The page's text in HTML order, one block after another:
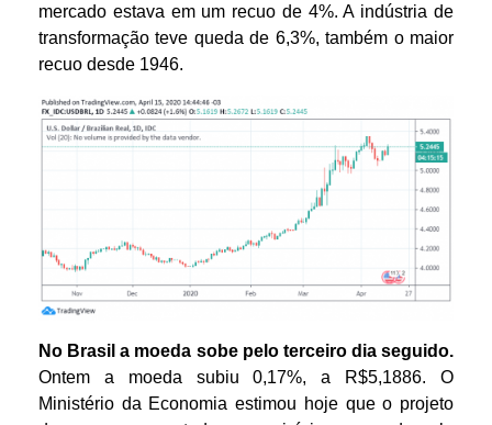
mercado estava em um recuo de 4%. A indústria de
transformação teve queda de 6,3%, também o maior
recuo desde 1946.
No Brasil a moeda sobe pelo terceiro dia seguido.
Ontem a moeda subiu 0,17%, a R$5,1886. O
Ministério da Economia estimou hoje que o projeto